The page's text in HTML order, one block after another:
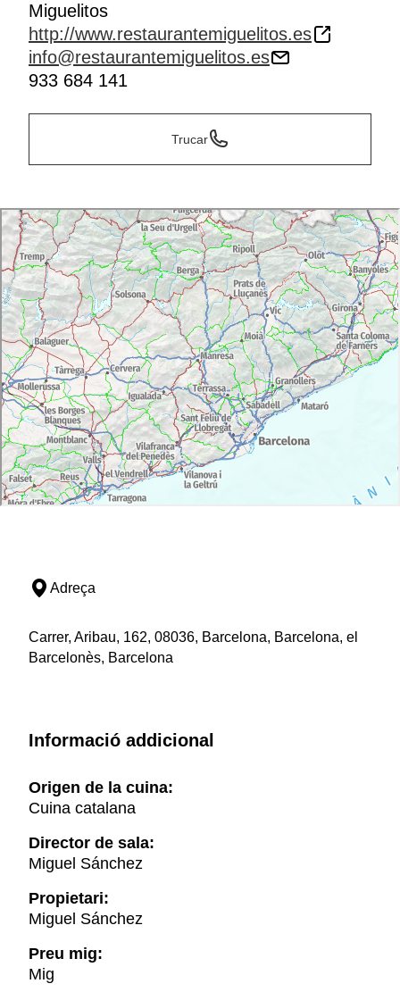
Miguelitos
http://www.restaurantemiguelitos.es
info@restaurantemiguelitos.es
933 684 141
Trucar
Adreça
Carrer, Aribau, 162, 08036, Barcelona, Barcelona, el
Barcelonès, Barcelona
Informació addicional
Origen de la cuina:
Cuina catalana
Director de sala:
Miguel Sánchez
Propietari:
Miguel Sánchez
Preu mig:
Mig